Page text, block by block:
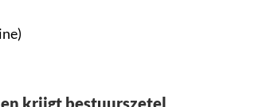
krijgt bestuurszetel